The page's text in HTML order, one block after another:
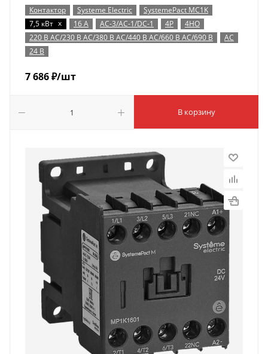
Контактор Systeme Electric
SystemePact MC1K
7,5 кВт x 16 А AC-3/AC-1/DC-1 4P
4НО
220 В AC/230 В AC/380 В AC/440 В AC/660 В AC/690 В
AC
24 В
7 686₽/шт
В корзину